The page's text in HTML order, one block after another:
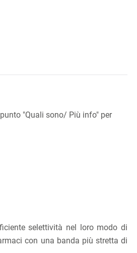
"Quali sono/ Più info" per
selettività nel loro modo di
con una banda più stretta di